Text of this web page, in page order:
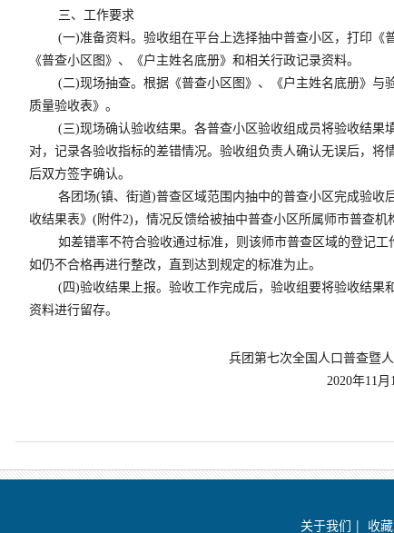
三、工作要求
(一)准备资料。验收组在平台上选择抽中普查小区，打印
《普查小区图》、《户主姓名底册》和相关行政记录资料。
(二)现场抽查。根据《普查小区图》、《户主姓名底册》
质量验收表》。
(三)现场确认验收结果。各普查小区验收组成员将验收结
对，记录各验收指标的差错情况。验收组负责人确认无误后，
后双方签字确认。
各团场(镇、街道)普查区域范围内抽中的普查小区完成验收
收结果表》(附件2)，情况反馈给被抽中普查小区所属师市普查机
如差错率不符合验收通过标准，则该师市普查区域的登记
如仍不合格再进行整改，直到达到规定的标准为止。
(四)验收结果上报。验收工作完成后，验收组要将验收结
资料进行留存。
兵团第七次全国人口普查暨
2020年11月15
关于我们 | 收